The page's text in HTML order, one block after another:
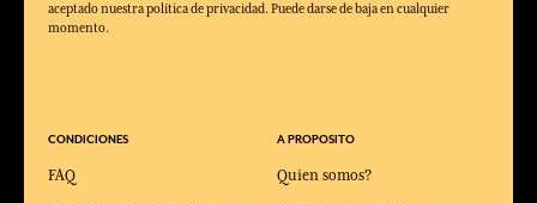
aceptado nuestra política de privacidad. Puede darse de baja en cualquier
momento.
CONDICIONES
FAQ
A PROPOSITO
Quien somos?